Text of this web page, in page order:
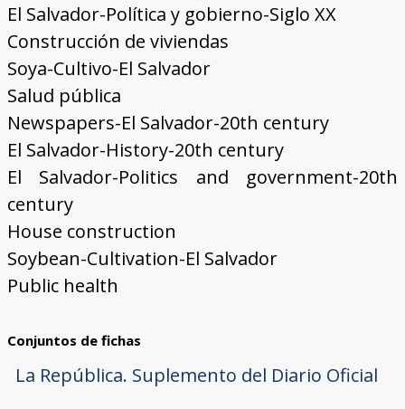
El Salvador-Política y gobierno-Siglo XX
Construcción de viviendas
Soya-Cultivo-El Salvador
Salud pública
Newspapers-El Salvador-20th century
El Salvador-History-20th century
El Salvador-Politics and government-20th
century
House construction
Soybean-Cultivation-El Salvador
Public health
Conjuntos de fichas
La República. Suplemento del Diario Oficial